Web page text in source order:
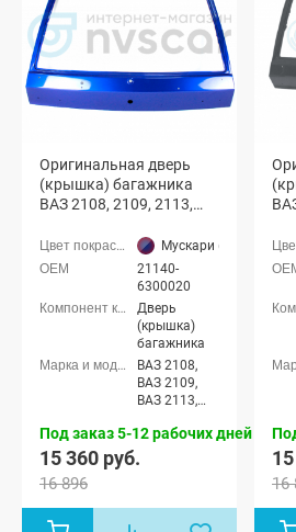
Оригинальная дверь
(крышка) багажника
ВАЗ 2108, 2109, 2113,
(Мускари 426)
Мускари (426 темно
21140-
6300020
Дверь
(крышка)
багажника
ВАЗ 2108,
ВАЗ 2109,
ВАЗ 2113,
Под заказ 5-12 рабочих дней
15 360 руб.
16 896 16